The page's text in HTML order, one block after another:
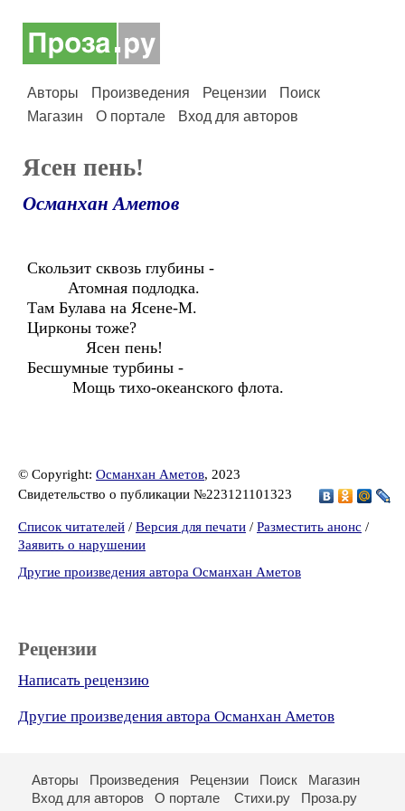
Авторы Произведения Рецензии
Поиск
Магазин
О портале Вход для авторов
Ясен пень!
Османхан Аметов
Скользит сквозь глубины -
Атомная подлодка.
Там Булава на Ясене-М.
Цирконы тоже?
Ясен пень!
Бесшумные турбины -
Мощь тихо-океанского флота.
© Copyright: Османхан Аметов, 2023
Свидетельство о публикации №223121101323
Список читателей / Версия для печати / Разместить анонс /
Заявить о нарушении
Другие произведения автора Османхан Аметов
Рецензии
Написать рецензию
Другие произведения автора Османхан Аметов
Авторы Произведения Рецензии Поиск
Магазин
Вход для авторов
О портале Стихи.ру Проза.ру